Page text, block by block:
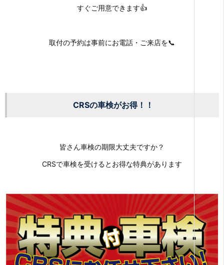
すぐご用意できます👍
取付の予約は事前にお電話・ご来店を📞
CRSの車検がお得！！
皆さん車検の期限大丈夫ですか？
CRSで車検を受けるとお得な特典があります